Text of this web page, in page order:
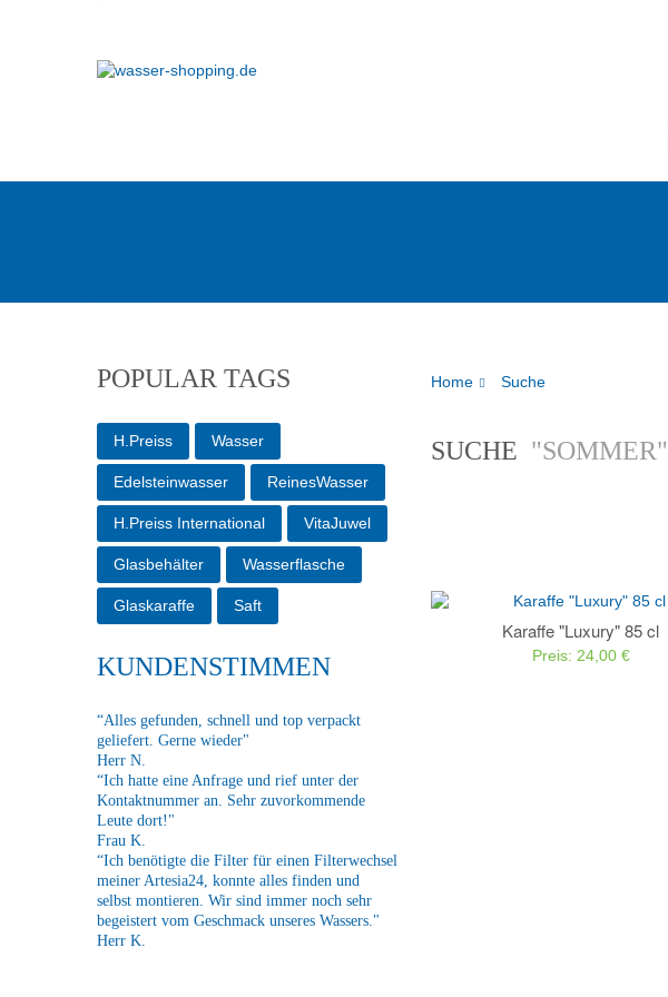
POPULAR TAGS
H.Preiss Wasser
Edelsteinwasser ReinesWasser
H.Preiss International VitaJuwel
Glasbehälter Wasserflasche
Glaskaraffe Saft
KUNDENSTIMMEN
“Alles gefunden, schnell und top verpackt
geliefert. Gerne wieder"
Herr N.
“Ich hatte eine Anfrage und rief unter der
Kontaktnummer an. Sehr zuvorkommende
Leute dort!"
Frau K.
“Ich benötigte die Filter für einen Filterwechsel
meiner Artesia24, konnte alles finden und
selbst montieren. Wir sind immer noch sehr
begeistert vom Geschmack unseres Wassers."
Herr K.
Home Suche
SUCHE "SOMMER"
Karaffe "Luxury" 85 cl
Preis: 24,00 €